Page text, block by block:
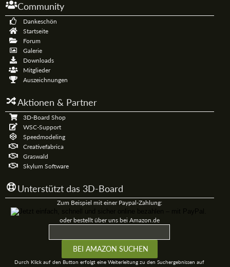
Community
Dankeschön
Startseite
Forum
Galerie
Downloads
Mitglieder
Auszeichnungen
Aktionen & Partner
3D-Board Shop
WSC-Support
Speedmodeling
Creativefabrica
Graswald
Skylum Software
Unterstützt das 3D-Board
Zum Beispiel mit einer Paypal-Zahlung:
oder bestellt über uns bei Amazon.de
Durch Klick auf den Button erfolgt eine Weiterleitung zu den Suchergebnissen auf